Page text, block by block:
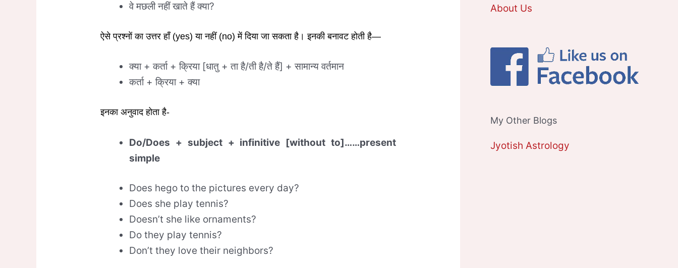
वे मछली नहीं खाते हैं क्या?
ऐसे प्रश्नों का उत्तर हाँ (yes) या नहीं (no) में दिया जा सकता है। इनकी बनावट होती है—
क्या + कर्ता + क्रिया [धातु + ता है/ती है/ते हैं] + सामान्य वर्तमान
कर्ता + क्रिया + क्या
इनका अनुवाद होता है-
Do/Does + subject + infinitive [without to]……present
simple
Does hego to the pictures every day?
Does she play tennis?
Doesn’t she like ornaments?
Do they play tennis?
Don’t they love their neighbors?
About Us
My Other Blogs
Jyotish Astrology